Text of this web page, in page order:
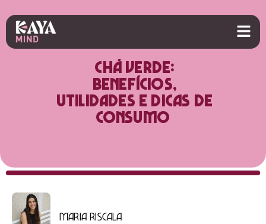
Chá verde:
Benefícios,
utilidades e dicas de
consumo
Maria Riscala